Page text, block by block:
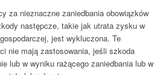
za nieznaczne zaniedbania obowiązków
następcze, takie jak utrata zysku w
jest wykluczona. Te
nie mają zastosowania, jeśli szkoda
lub w wyniku rażącego zaniedbania lub w